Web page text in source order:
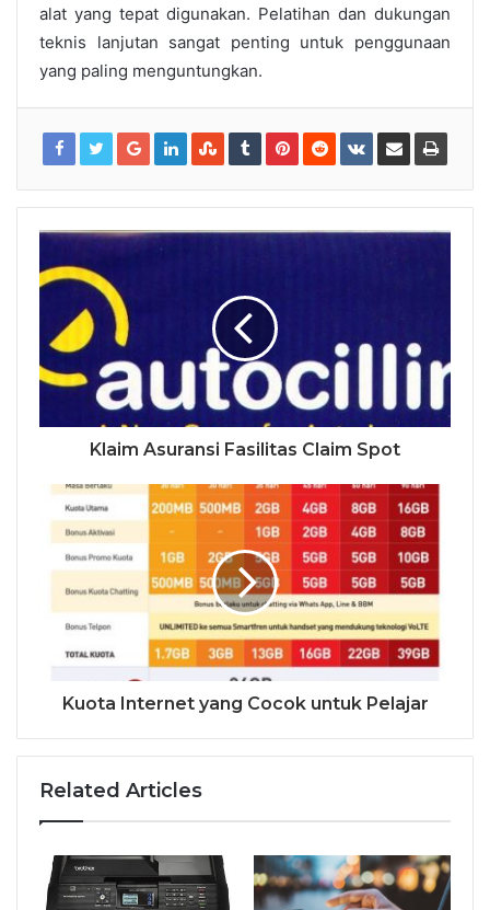
alat yang tepat digunakan. Pelatihan dan dukungan
teknis lanjutan sangat penting untuk penggunaan
yang paling menguntungkan.
Klaim Asuransi Fasilitas Claim Spot
Kuota Internet yang Cocok untuk Pelajar
Related Articles